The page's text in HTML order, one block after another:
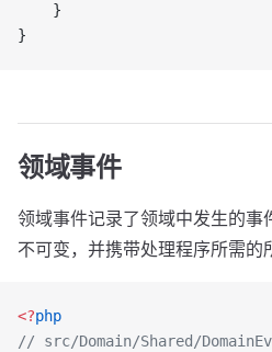
    }
}
领域事件
领域事件记录了领域中发生的事
不可变，并携带处理程序所需的
<?php
// src/Domain/Shared/